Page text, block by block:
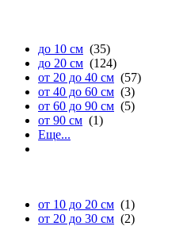
до 10 см (35)
до 20 см (124)
от 20 до 40 см (57)
от 40 до 60 см (3)
от 60 до 90 см (5)
от 90 см (1)
Еще...
от 10 до 20 см (1)
от 20 до 30 см (2)